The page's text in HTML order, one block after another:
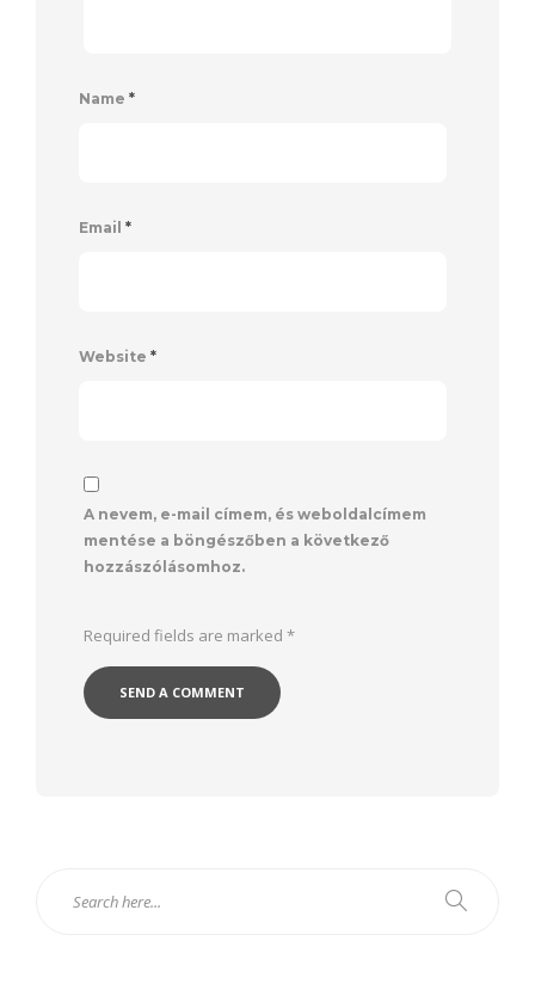
Name *
Email *
Website *
A nevem, e-mail címem, és weboldalcímem
mentése a böngészőben a következő
hozzászólásomhoz.
Required fields are marked *